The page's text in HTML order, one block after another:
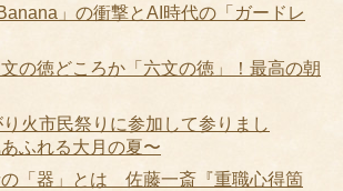
」の衝撃とAI時代の「ガードレ
の徳どころか「六文の徳」！最高の朝
火市民祭りに参加して参りまし
ふれる大月の夏〜
の「器」とは 佐藤一斎『重職心得箇